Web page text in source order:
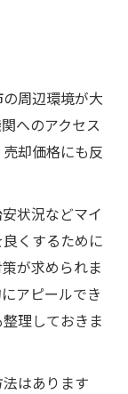
周辺環境が大
へのアクセス
却価格にも反
状況などマイ
くするために
が求められま
アピールでき
理しておきま
はあります